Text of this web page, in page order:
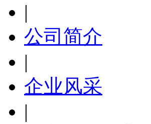
|
公司简介
|
企业风采
|